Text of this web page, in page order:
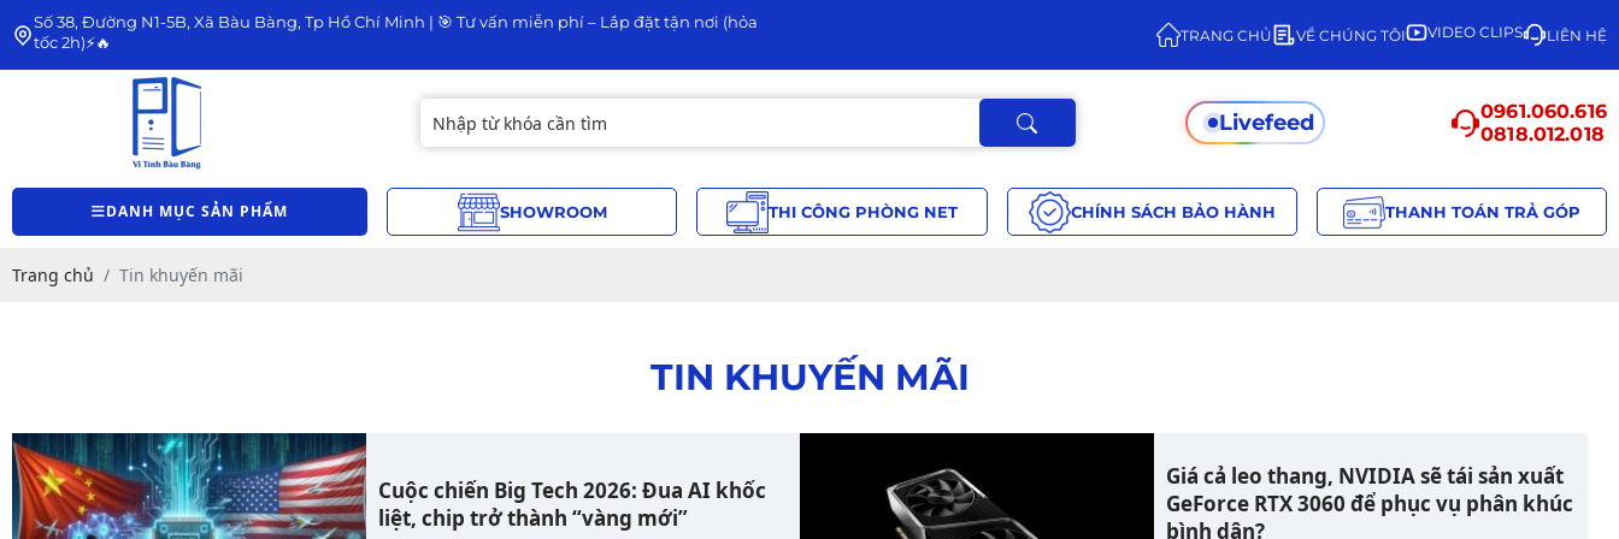
Số 38, Đường N1-5B, Xã Bàu Bàng, Tp Hồ Chí Minh | 🎯 Tư vấn miễn phí – Lắp đặt tận nơi (hỏa
tốc 2h)⚡🔥
TRANG CHỦ VỀ CHÚNG TÔI VIDEO CLIPS LIÊN HỆ
Livefeed
0961.060.616
0818.012.018
DANH MỤC SẢN PHẨM SHOWROOM THI CÔNG PHÒNG NET CHÍNH SÁCH BẢO HÀNH THANH TOÁN TRẢ GÓP
Trang chủ Tin khuyến mãi
TIN KHUYẾN MÃI
Cuộc chiến Big Tech 2026: Đua AI khốc
liệt, chip trở thành “vàng mới”
Giá cả leo thang, NVIDIA sẽ tái sản xuất
GeForce RTX 3060 để phục vụ phân khúc
bình dân?